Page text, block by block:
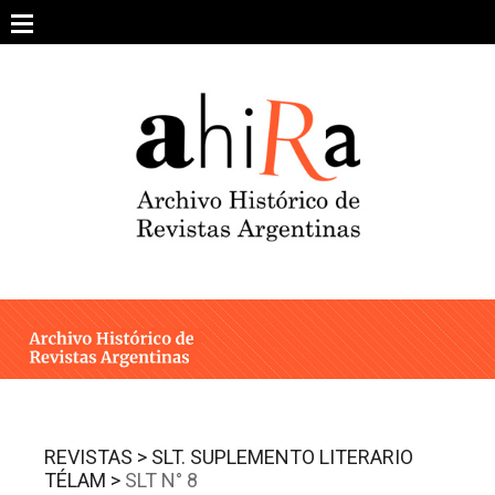
content
ARCHIVO DE REVISTAS
ESTUDIOS CRÍTICOS
INTEGRANTES
CONTACTO
REVISTAS > SLT. SUPLEMENTO LITERARIO
TÉLAM > SLT N° 8